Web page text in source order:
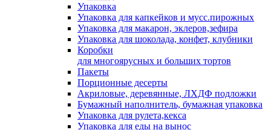
Упаковка
Упаковка для капкейков и мусс.пирожных
Упаковка для макарон, эклеров,зефира
Упаковка для шоколада, конфет, клубники
Коробки
для многоярусных и больших тортов
Пакеты
Порционные десерты
Акриловые, деревянные, ЛХДФ подложки
Бумажный наполнитель, бумажная упаковка
Упаковка для рулета,кекса
Упаковка для еды на вынос